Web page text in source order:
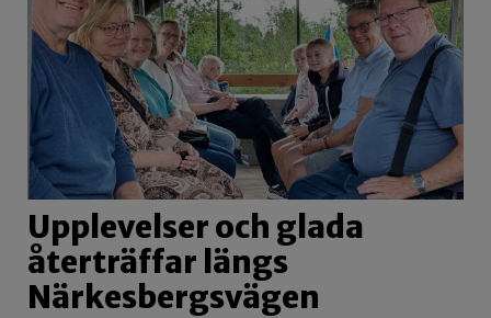
Upplevelser och glada
återträffar längs
Närkesbergsvägen